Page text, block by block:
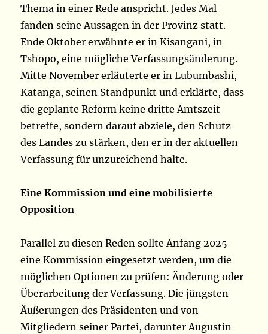
Thema in einer Rede anspricht. Jedes Mal
fanden seine Aussagen in der Provinz statt.
Ende Oktober erwähnte er in Kisangani, in
Tshopo, eine mögliche Verfassungsänderung.
Mitte November erläuterte er in Lubumbashi,
Katanga, seinen Standpunkt und erklärte, dass
die geplante Reform keine dritte Amtszeit
betreffe, sondern darauf abziele, den Schutz
des Landes zu stärken, den er in der aktuellen
Verfassung für unzureichend halte.
Eine Kommission und eine mobilisierte
Opposition
Parallel zu diesen Reden sollte Anfang 2025
eine Kommission eingesetzt werden, um die
möglichen Optionen zu prüfen: Änderung oder
Überarbeitung der Verfassung. Die jüngsten
Äußerungen des Präsidenten und von
Mitgliedern seiner Partei, darunter Augustin